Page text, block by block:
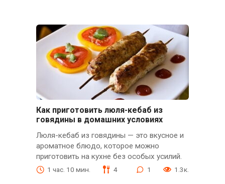
Как приготовить люля-кебаб из
говядины в домашних условиях
Люля-кебаб из говядины — это вкусное и
ароматное блюдо, которое можно
приготовить на кухне без особых усилий.
1 час. 10 мин. 4 1 1.3к.